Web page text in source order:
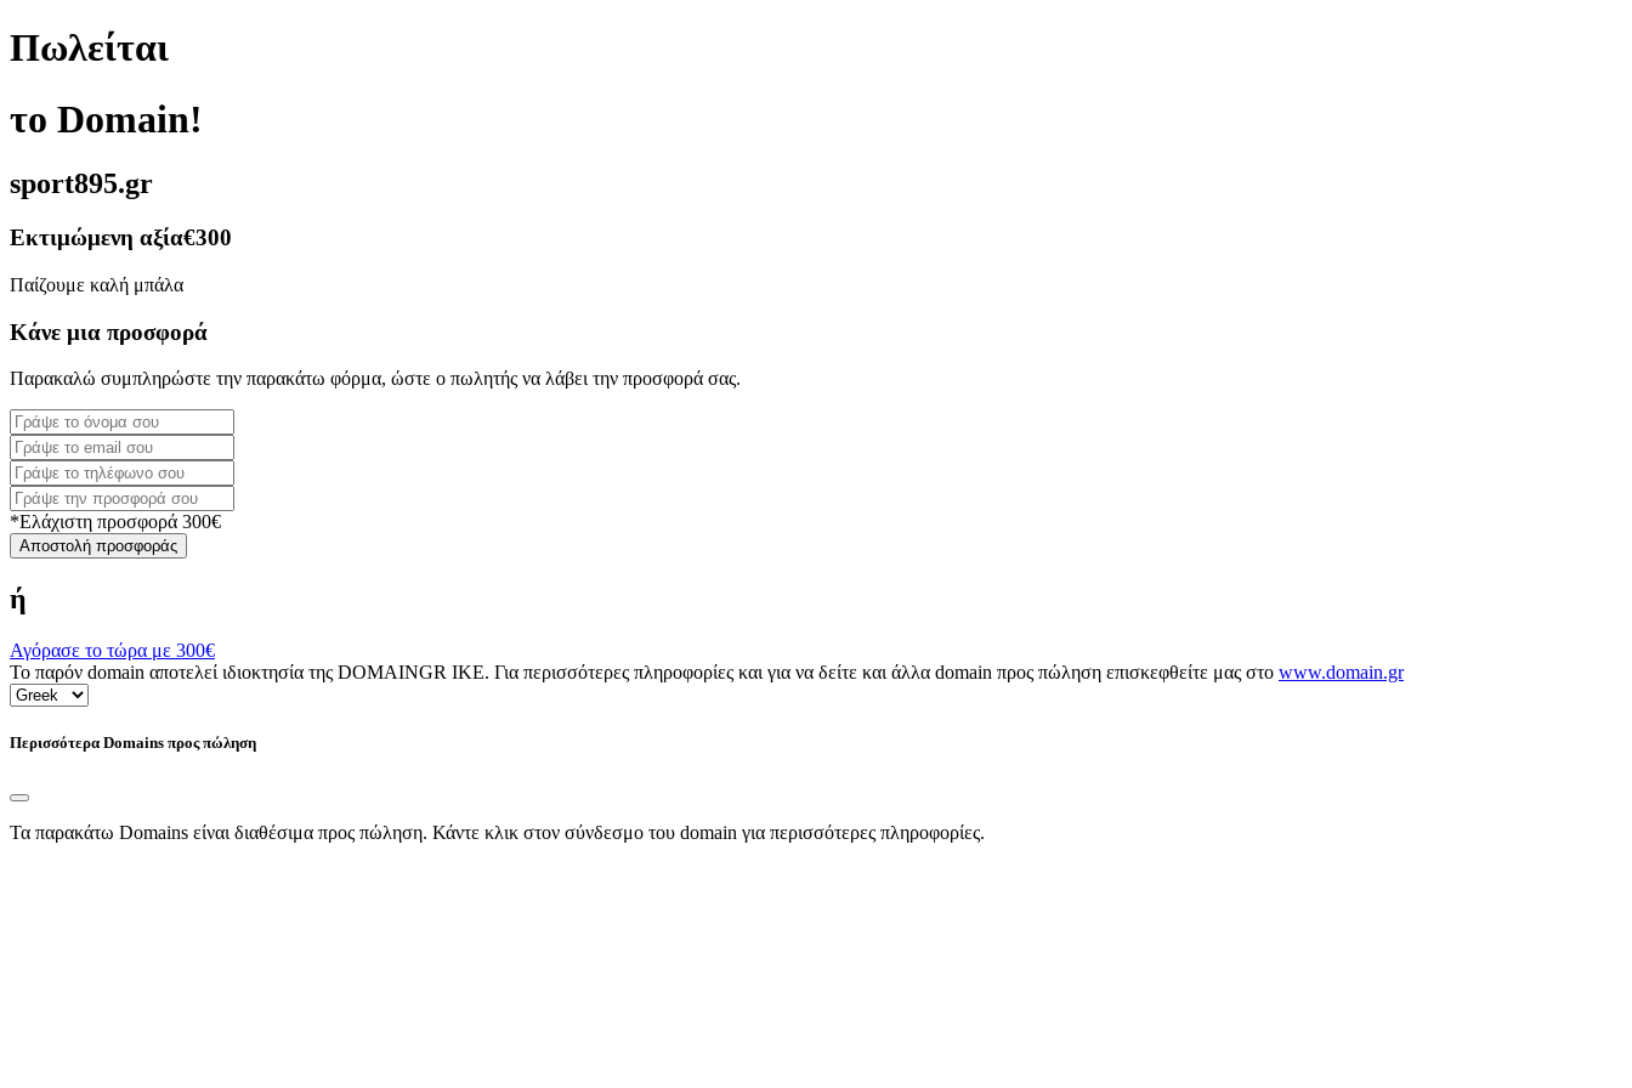
Πωλείται
το Domain!
sport895.gr
Εκτιμώμενη αξία€300
Παίζουμε καλή μπάλα
Κάνε μια προσφορά
Παρακαλώ συμπληρώστε την παρακάτω φόρμα, ώστε ο πωλητής να λάβει την προσφορά σας.
*Ελάχιστη προσφορά 300€
Αποστολή προσφοράς
ή
Αγόρασε το τώρα με 300€
Το παρόν domain αποτελεί ιδιοκτησία της DOMAINGR ΙΚΕ. Για περισσότερες πληροφορίες και για να δείτε και άλλα domain προς πώληση επισκεφθείτε μας στο www.domain.gr
Περισσότερα Domains προς πώληση
Τα παρακάτω Domains είναι διαθέσιμα προς πώληση. Κάντε κλικ στον σύνδεσμο του domain για περισσότερες πληροφορίες.